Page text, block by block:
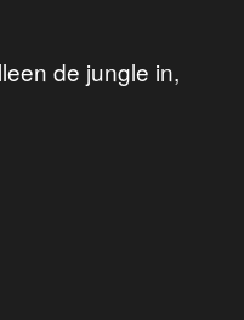
de jungle in,